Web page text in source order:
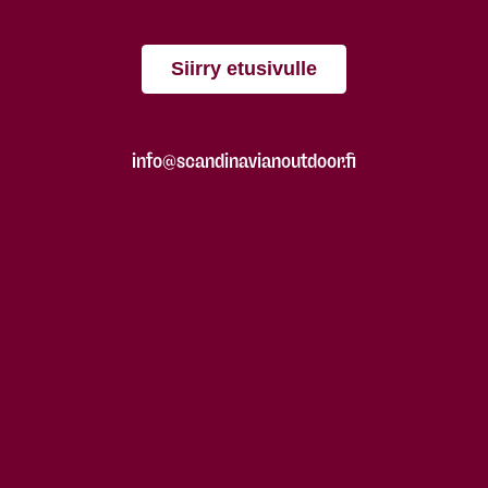
Siirry etusivulle
info@scandinavianoutdoor.fi